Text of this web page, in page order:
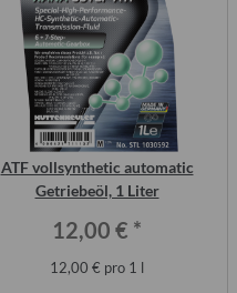
ATF vollsynthetic automatic
Getriebeöl, 1 Liter
12,00 € *
12,00 € pro 1 l